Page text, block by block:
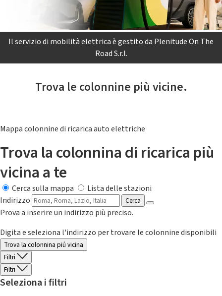
Il servizio di mobilità elettrica è gestito da Plenitude On The
Road S.r.l.
Trova le colonnine più vicine.
Mappa colonnine di ricarica auto elettriche
Trova la colonnina di ricarica più
vicina a te
Cerca sulla mappa
Lista delle stazioni
Indirizzo
Cerca
Prova a inserire un indirizzo più preciso.
Digita e seleziona l'indirizzo per trovare le colonnine disponibili
Trova la colonnina piú vicina
Filtri
Filtri
Seleziona i filtri